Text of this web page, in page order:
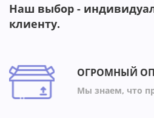
Наш выбор -
клиенту.
ОГРОМНЫЙ
Мы знаем, что